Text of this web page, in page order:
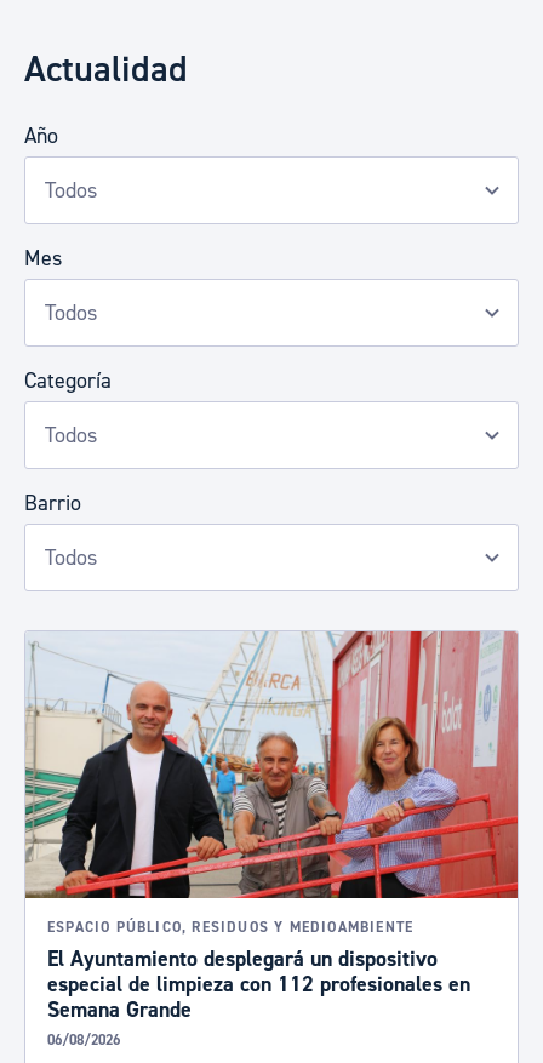
Actualidad
Año
Mes
Categoría
Barrio
ESPACIO PÚBLICO, RESIDUOS Y MEDIOAMBIENTE
El Ayuntamiento desplegará un dispositivo
especial de limpieza con 112 profesionales en
Semana Grande
06/08/2026